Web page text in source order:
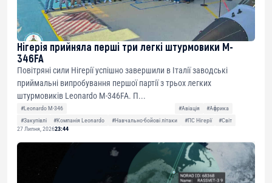
Нігерія прийняла перші три легкі штурмовики M-
346FA
Повітряні сили Нігерії успішно завершили в Італії заводські
приймальні випробування першої партії з трьох легких
штурмовиків Leonardo M-346FA. П...
#Leonardo M-346 #Авіація
#Африка
#Закупівлі
#Компанія Leonardo #Навчально-бойові літаки #ПС Нігерії
#Світ
27 Липня, 202623:44